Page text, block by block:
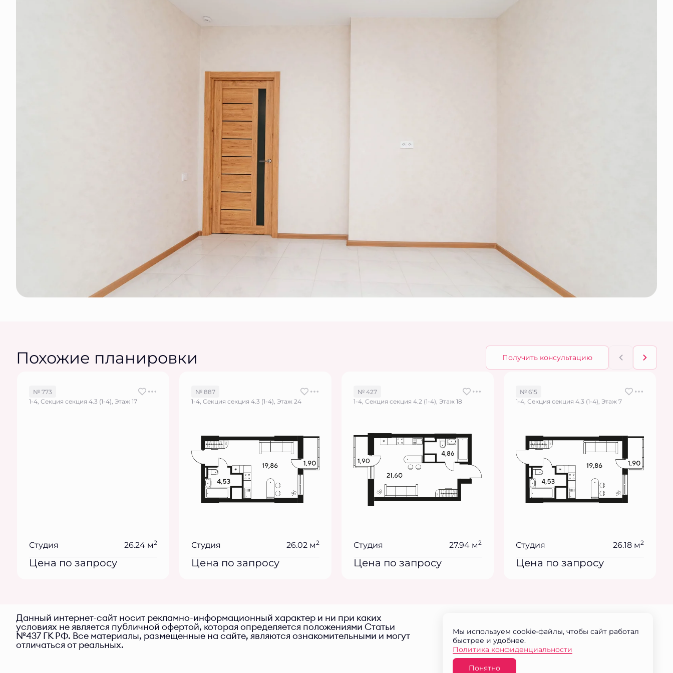
Похожие планировки Получить консультацию
№ 773
1-4, Секция секция 4.3 (1-4), Этаж 17
Студия 26.24 м2
Цена по запросу
№ 887
1-4, Секция секция 4.3 (1-4), Этаж 24
Студия 26.02 м2
Цена по запросу
№ 427
1-4, Секция секция 4.2 (1-4), Этаж 18
Студия 27.94 м2
Цена по запросу
№ 615
1-4, Секция секция 4.3 (1-4), Этаж 7
Студия 26.18 м2
Цена по запросу
Данный интернет-сайт носит рекламно-информационный характер и ни при каких
условиях не является публичной офертой, которая определяется положениями Статьи
№437 ГК РФ. Все материалы, размещенные на сайте, являются ознакомительными и могут
отличаться от реальных.
Мы используем cookie-файлы, чтобы сайт работал
быстрее и удобнее.
Политика конфиденциальности
Понятно